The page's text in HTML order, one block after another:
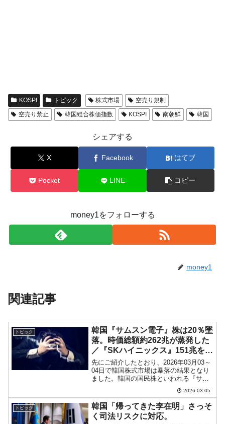
KOSPI トピック 株式市場
空売り規制
空売り禁止
韓国総合株価指数 KOSPI 南朝鮮 韓国
シェアする
X Facebook はてブ
Pocket LINE コピー
money1をフォローする
money1
関連記事
トピック
韓国『サムスン電子』株は20％墜
落。時価総額約262兆が蒸発した
／『SKハイニックス』151兆を喪
失
先にご紹介したとおり、2026年03月03～
04日で韓国株式市場は暴落の結果となり
ました。韓国の国民株といわれる『サム
スン電子』の株価も暴落しました。2026
年03月04日の終値は「17万2,200ウォ
ン」。02月27日(金)の終値が「21...
2026.03.05
トピック
韓国「帰ってきた李在明」さっそ
く司法リスクに対応。